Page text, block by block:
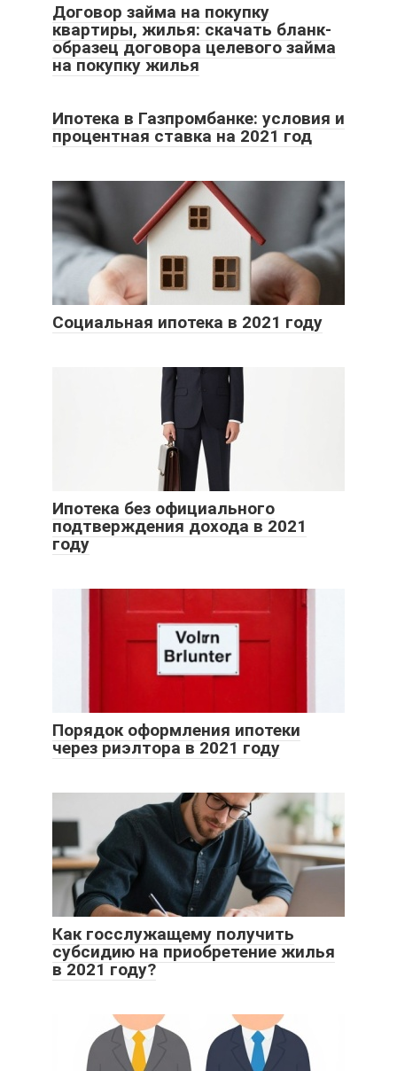
Договор займа на покупку
квартиры, жилья: скачать бланк-
образец договора целевого займа
на покупку жилья
Ипотека в Газпромбанке: условия и
процентная ставка на 2021 год
Социальная ипотека в 2021 году
Ипотека без официального
подтверждения дохода в 2021
году
Порядок оформления ипотеки
через риэлтора в 2021 году
Как госслужащему получить
субсидию на приобретение жилья
в 2021 году?